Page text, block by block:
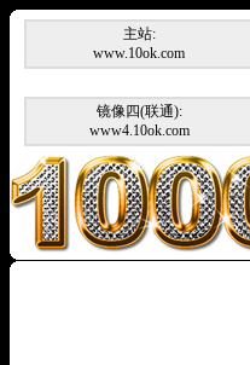
主站:
www.10ok.com
镜像四(联通):
www4.10ok.com